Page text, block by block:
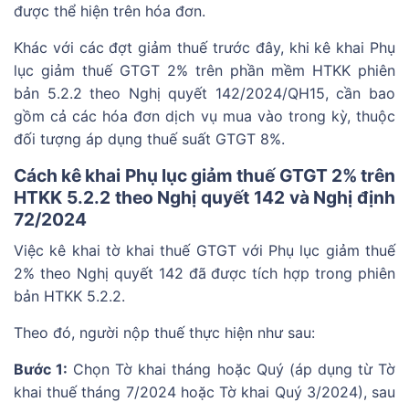
được thể hiện trên hóa đơn.
Khác với các đợt giảm thuế trước đây, khi kê khai Phụ
lục giảm thuế GTGT 2% trên phần mềm HTKK phiên
bản 5.2.2 theo Nghị quyết 142/2024/QH15, cần bao
gồm cả các hóa đơn dịch vụ mua vào trong kỳ, thuộc
đối tượng áp dụng thuế suất GTGT 8%.
Cách kê khai Phụ lục giảm thuế GTGT 2% trên
HTKK 5.2.2 theo Nghị quyết 142 và Nghị định
72/2024
Việc kê khai tờ khai thuế GTGT với Phụ lục giảm thuế
2% theo Nghị quyết 142 đã được tích hợp trong phiên
bản HTKK 5.2.2.
Theo đó, người nộp thuế thực hiện như sau:
Bước 1: Chọn Tờ khai tháng hoặc Quý (áp dụng từ Tờ
khai thuế tháng 7/2024 hoặc Tờ khai Quý 3/2024), sau